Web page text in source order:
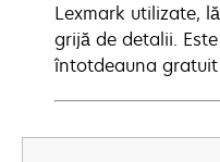
Lexmark utilizate,
grijă de detalii.
întotdeauna